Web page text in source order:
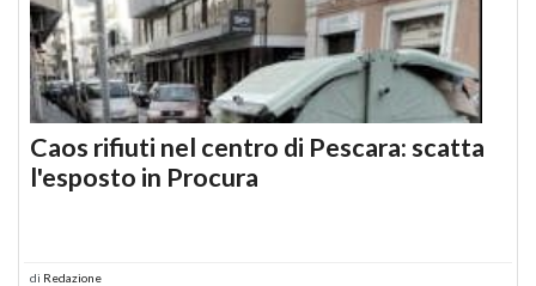
Caos rifiuti nel centro di Pescara: scatta
l'esposto in Procura
di Redazione